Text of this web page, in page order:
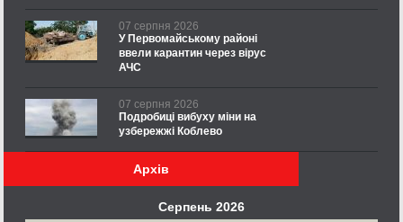
07 серпня 2026
У Первомайському районі
ввели карантин через вірус
АЧС
07 серпня 2026
Подробиці вибуху міни на
узбережжі Коблево
Архів
Серпень 2026